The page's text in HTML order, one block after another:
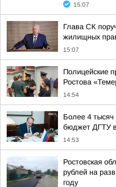
15:07
Глава СК
жилищных
15:07
Полицейские
Ростова
14:54
Более 4 тысяч
бюджет ДГТУ
14:53
Ростовская
рублей на
году